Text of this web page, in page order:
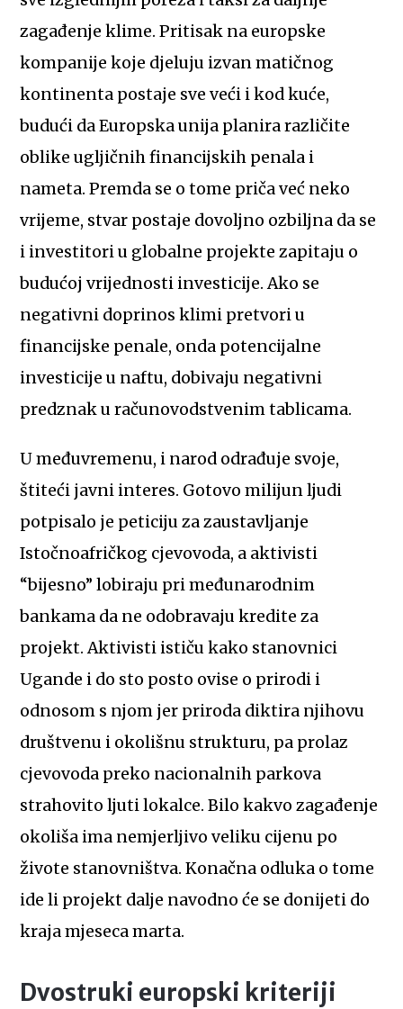
zagađenje klime. Pritisak na europske
kompanije koje djeluju izvan matičnog
kontinenta postaje sve veći i kod kuće,
budući da Europska unija planira različite
oblike ugljičnih financijskih penala i
nameta. Premda se o tome priča već neko
vrijeme, stvar postaje dovoljno ozbiljna da se
i investitori u globalne projekte zapitaju o
budućoj vrijednosti investicije. Ako se
negativni doprinos klimi pretvori u
financijske penale, onda potencijalne
investicije u naftu, dobivaju negativni
predznak u računovodstvenim tablicama.
U međuvremenu, i narod odrađuje svoje,
štiteći javni interes. Gotovo milijun ljudi
potpisalo je peticiju za zaustavljanje
Istočnoafričkog cjevovoda, a aktivisti
“bijesno” lobiraju pri međunarodnim
bankama da ne odobravaju kredite za
projekt. Aktivisti ističu kako stanovnici
Ugande i do sto posto ovise o prirodi i
odnosom s njom jer priroda diktira njihovu
društvenu i okolišnu strukturu, pa prolaz
cjevovoda preko nacionalnih parkova
strahovito ljuti lokalce. Bilo kakvo zagađenje
okoliša ima nemjerljivo veliku cijenu po
živote stanovništva. Konačna odluka o tome
ide li projekt dalje navodno će se donijeti do
kraja mjeseca marta.
Dvostruki europski kriteriji